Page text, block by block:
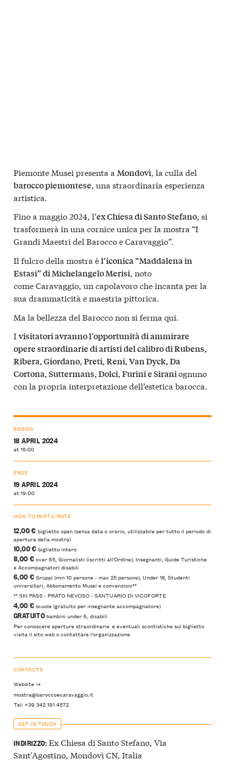
Piemonte Musei presenta a Mondovì, la culla del
barocco piemontese, una straordinaria esperienza
artistica.
Fino a maggio 2024, l’ex Chiesa di Santo Stefano, si
trasformerà in una cornice unica per la mostra “I
Grandi Maestri del Barocco e Caravaggio”.
Il fulcro della mostra èl’iconica “Maddalena in
Estasi” di Michelangelo Merisi, noto
come Caravaggio, un capolavoro che incanta per la
sua drammaticità e maestria pittorica.
Ma la bellezza del Barocco non si ferma qui.
Ivisitatori avranno l’opportunità di ammirare
opere straordinarie di artisti del calibro di Rubens,
Ribera, Giordano, Preti, Reni, Van Dyck, Da
Cortona, Suttermans, Dolci, Furini e Siraniognuno
con la propria interpretazione dell’estetica barocca.
BEGINS
18 APRIL 2024
at 15:00
ENDS
19 APRIL 2024
at 19:00
HOW TO PARTICIPATE
12,00 €biglietto open (senza data o orario, utilizzabile per tutto il periodo di
apertura della mostra)
10,00 € biglietto intero
8,00 €over 65, Giornalisti (iscritti all'Ordine), Insegnanti, Guide Turistiche
e Accompagnatori disabili
6,00 €Gruppi (min 10 persone - max 25 persone), Under 18, Studenti
universitari, Abbonamento Musei e convenzioni**
​** SKI PASS - PRATO NEVOSO - SANTUARIO DI VICOFORTE
4,00 €scuole ​(gratuito per insegnante accompagnatore)
GRATUITObambini under 6, disabili
Per conoscere aperture straordinarie e eventuali scontistiche sul biglietto
visita il sito web o contattare l'organizzazione
CONTACTS
Website ↝
mostra@baroccoecaravaggio.it
Tel: +39 342 191 4572
GET IN TOUCH
INDIRIZZO:Ex Chiesa di Santo Stefano, Via
Sant'Agostino, Mondovì CN, Italia